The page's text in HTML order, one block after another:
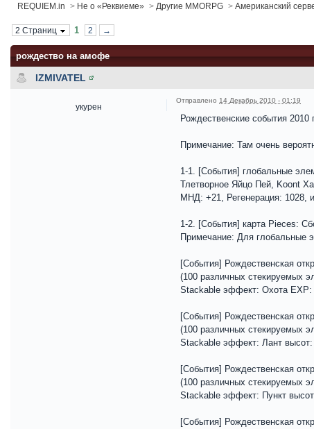
REQUIEM.in > Не о «Реквиеме» > Другие MMORPG > Американский
2 Страниц 1 2 →
рождество на амофе
IZMIVATEL
укурен
Отправлено 14 Декабрь 2010 - 01:19
Рождественские события
Примечание: Там очень
1-1. [События] глобальные
Тлетворное Яйцо Пей, Koont
МНД: +21, Регенерация: 1028,
1-2. [События] карта Pieces:
Примечание: Для глобальные
[События] Рождественская
(100 различных стекируемых
Stackable эффект: Охота
[События] Рождественская
(100 различных стекируемых
Stackable эффект: Лант высот:
[События] Рождественская
(100 различных стекируемых
Stackable эффект: Пункт
[События] Рождественская